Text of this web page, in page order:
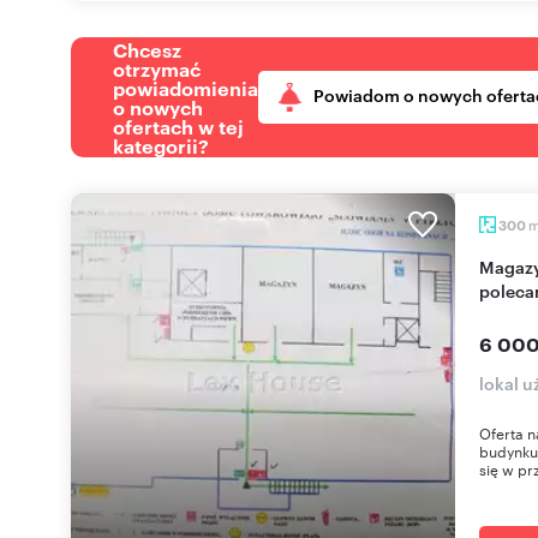
Chcesz
otrzymać
powiadomienia
o nowych
ofertach w tej
kategorii?
Powiadom o nowych
300
Magazyn 300 m² w Pyrzycach z nową instalacją
6
lokal
Oferta
się w